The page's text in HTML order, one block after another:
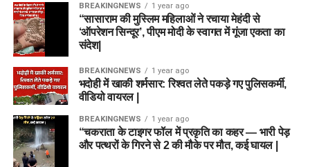
BREAKINGNEWS 1 year ago
“सासाराम की मुस्लिम महिलाओं ने रचाया मेहंदी से
‘ऑपरेशन सिन्दूर’, पीएम मोदी के स्वागत में गूंजा एकता का
संदेश|
BREAKINGNEWS 1 year ago
भदोही में खाकी शर्मसार: रिश्वत लेते पकड़े गए पुलिसकर्मी,
वीडियो वायरल |
BREAKINGNEWS 1 year ago
“चकराता के टाइगर फॉल में प्रकृति का कहर — भारी पेड़
और पत्थरों के गिरने से 2 की मौके पर मौत, कई घायल |